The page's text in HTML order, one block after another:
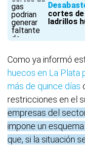
cortes
ladrillos
Como ya informó
huecos en La Plata
más de quince días
restricciones en el
empresas del
impone un
que, si la situación